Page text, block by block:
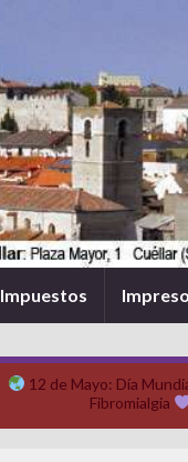
Impuestos
12 de Mayo: Día
Fibromialgia